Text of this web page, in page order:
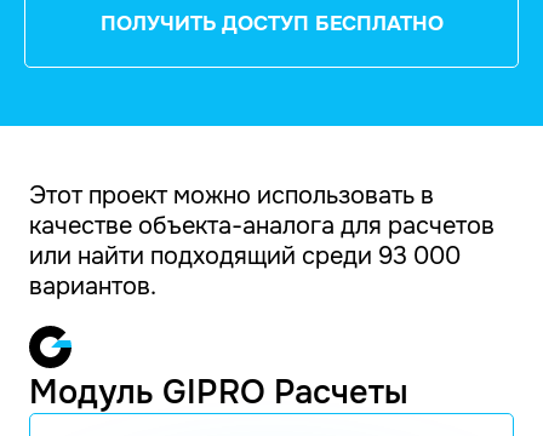
ПОЛУЧИТЬ ДОСТУП БЕСПЛАТНО
Этот проект можно использовать в
качестве объекта-аналога для расчетов
или найти подходящий среди 93 000
вариантов.
Модуль GIPRO Расчеты